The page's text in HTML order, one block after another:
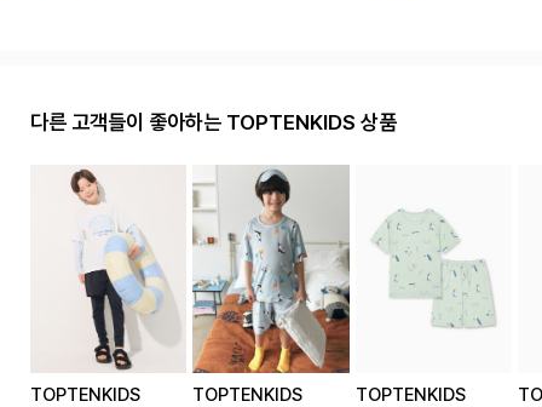
다른 고객들이 좋아하는 TOPTENKIDS 상품
TOPTENKIDS
TOPTENKIDS
TOPTENKIDS